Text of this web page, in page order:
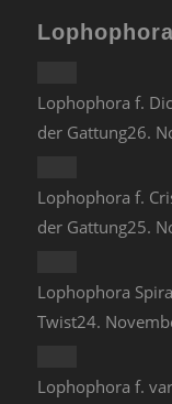
Lophophora f.
der Gattung26.
Lophophora f.
der Gattung25.
Lophophora
Twist24.
Lophophora f.